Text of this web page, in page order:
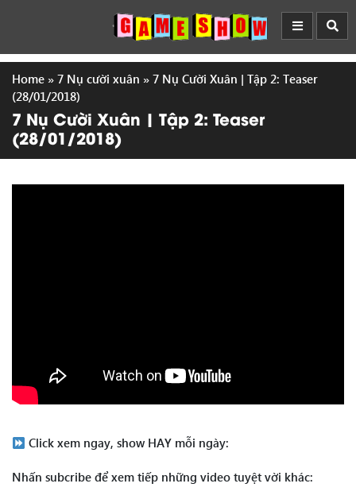
Home » 7 Nụ cười xuân » 7 Nụ Cười Xuân | Tập 2: Teaser
(28/01/2018)
7 Nụ Cười Xuân | Tập 2: Teaser
(28/01/2018)
Click xem ngay, show HAY mỗi ngày:
Nhấn subcribe để xem tiếp những video tuyệt vời khác: